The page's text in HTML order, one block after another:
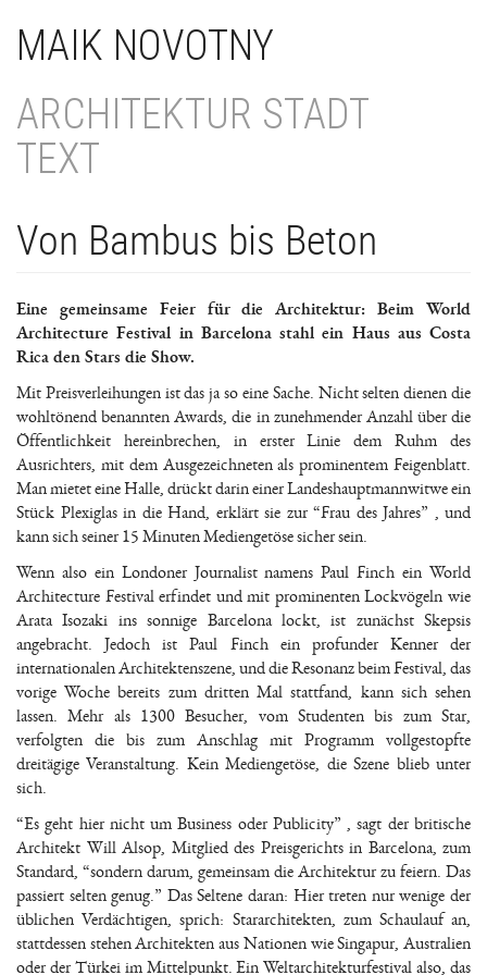
zum
InhaltMAIK NOVOTNY
ARCHITEKTUR STADT
TEXT
Von Bambus bis Beton
Eine gemeinsame Feier für die Architektur: Beim World
Architecture Festival in Barcelona stahl ein Haus aus Costa
Rica den Stars die Show.
Mit Preisverleihungen ist das ja so eine Sache. Nicht selten dienen die
wohltönend benannten Awards, die in zunehmender Anzahl über die
Öffentlichkeit hereinbrechen, in erster Linie dem Ruhm des
Ausrichters, mit dem Ausgezeichneten als prominentem Feigenblatt.
Man mietet eine Halle, drückt darin einer Landeshauptmannwitwe ein
Stück Plexiglas in die Hand, erklärt sie zur “Frau des Jahres” , und
kann sich seiner 15 Minuten Mediengetöse sicher sein.
Wenn also ein Londoner Journalist namens Paul Finch ein World
Architecture Festival erfindet und mit prominenten Lockvögeln wie
Arata Isozaki ins sonnige Barcelona lockt, ist zunächst Skepsis
angebracht. Jedoch ist Paul Finch ein profunder Kenner der
internationalen Architektenszene, und die Resonanz beim Festival, das
vorige Woche bereits zum dritten Mal stattfand, kann sich sehen
lassen. Mehr als 1300 Besucher, vom Studenten bis zum Star,
verfolgten die bis zum Anschlag mit Programm vollgestopfte
dreitägige Veranstaltung. Kein Mediengetöse, die Szene blieb unter
sich.
“Es geht hier nicht um Business oder Publicity” , sagt der britische
Architekt Will Alsop, Mitglied des Preisgerichts in Barcelona, zum
Standard, “sondern darum, gemeinsam die Architektur zu feiern. Das
passiert selten genug.” Das Seltene daran: Hier treten nur wenige der
üblichen Verdächtigen, sprich: Stararchitekten, zum Schaulauf an,
stattdessen stehen Architekten aus Nationen wie Singapur, Australien
oder der Türkei im Mittelpunkt. Ein Weltarchitekturfestival also, das